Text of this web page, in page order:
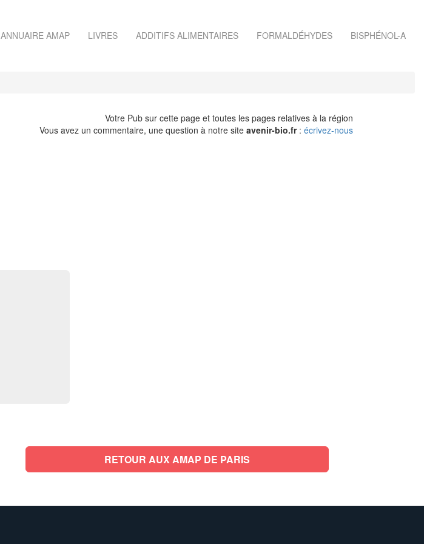
ANNUAIRE AMAP LIVRES ADDITIFS ALIMENTAIRES FORMALDÉHYDES BISPHÉNOL-A
Votre Pub sur cette page et toutes les pages relatives à la région
Vous avez un commentaire, une question à notre site avenir-bio.fr: écrivez-nous
RETOUR AUX AMAP DE PARIS